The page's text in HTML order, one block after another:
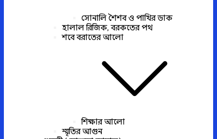
সোনালি শৈশব ও পাখির ডাক
হালাল রিজিক, বরকতের পথ
শবে বরাতের আলো
শিক্ষার আলো
স্মৃতির আগুন